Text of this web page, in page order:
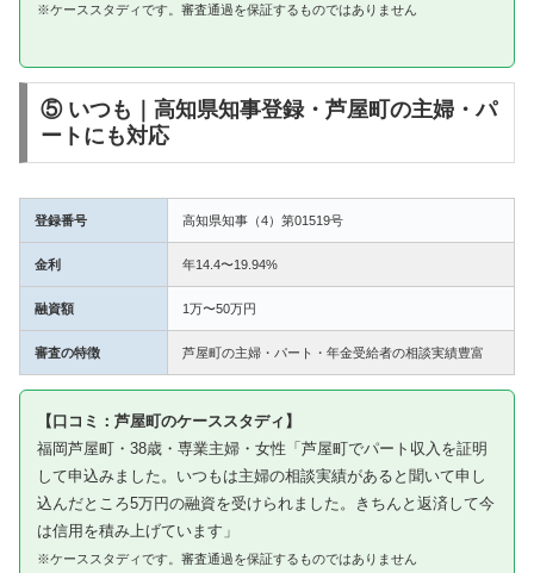
※ケーススタディです。審査通過を保証するものではありません
⑤ いつも｜高知県知事登録・芦屋町の主婦・パ
ートにも対応
登録番号 高知県知事（4）第01519号
金利 年14.4〜19.94%
融資額 1万〜50万円
審査の特徴 芦屋町の主婦・パート・年金受給者の相談実績豊富
【口コミ：芦屋町のケーススタディ】
福岡芦屋町・38歳・専業主婦・女性「芦屋町でパート収入を証明
して申込みました。いつもは主婦の相談実績があると聞いて申し
込んだところ5万円の融資を受けられました。きちんと返済して今
は信用を積み上げています」
※ケーススタディです。審査通過を保証するものではありません